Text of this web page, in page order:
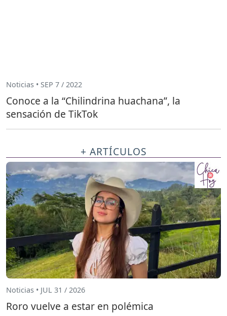
Noticias • SEP 7 / 2022
Conoce a la “Chilindrina huachana”, la
sensación de TikTok
+ ARTÍCULOS
Noticias • JUL 31 / 2026
Roro vuelve a estar en polémica